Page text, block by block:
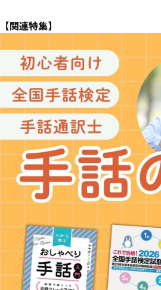
【関連特集】